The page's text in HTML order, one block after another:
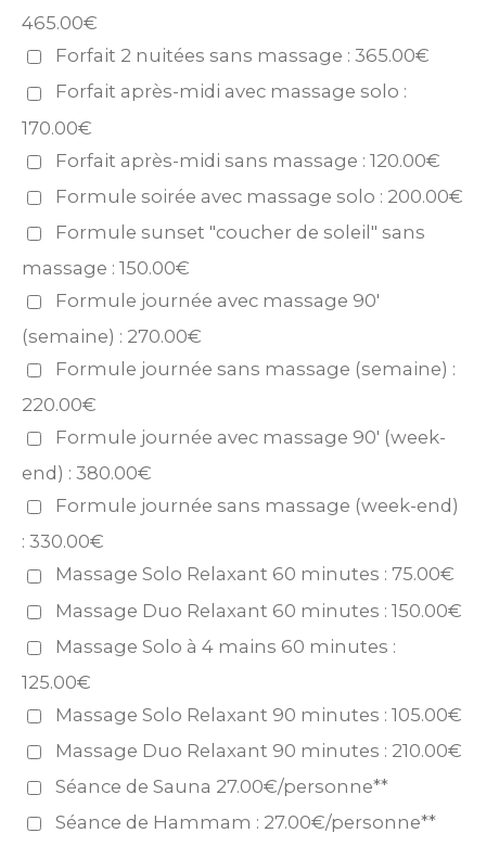
465.00€
Forfait 2 nuitées sans massage : 365.00€
Forfait après-midi avec massage solo :
170.00€
Forfait après-midi sans massage : 120.00€
Formule soirée avec massage solo : 200.00€
Formule sunset "coucher de soleil" sans
massage : 150.00€
Formule journée avec massage 90'
(semaine) : 270.00€
Formule journée sans massage (semaine) :
220.00€
Formule journée avec massage 90' (week-
end) : 380.00€
Formule journée sans massage (week-end)
: 330.00€
Massage Solo Relaxant 60 minutes : 75.00€
Massage Duo Relaxant 60 minutes : 150.00€
Massage Solo à 4 mains 60 minutes :
125.00€
Massage Solo Relaxant 90 minutes : 105.00€
Massage Duo Relaxant 90 minutes : 210.00€
Séance de Sauna 27.00€/personne**
Séance de Hammam : 27.00€/personne**